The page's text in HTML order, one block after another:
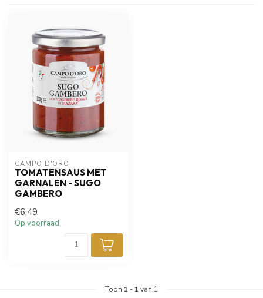
CAMPO D'ORO
TOMATENSAUS MET
GARNALEN - SUGO
GAMBERO
€6,49
Op voorraad
Toon 1 - 1 van 1